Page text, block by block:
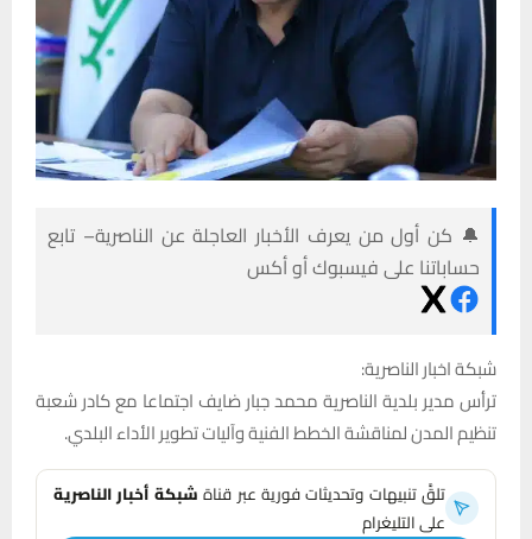
🔔 كن أول من يعرف الأخبار العاجلة عن الناصرية– تابع
حساباتنا على فيسبوك أو أكس
شبكة اخبار الناصرية:
ترأس مدير بلدية الناصرية محمد جبار ضايف اجتماعا مع كادر شعبة
تنظيم المدن لمناقشة الخطط الفنية وآليات تطوير الأداء البلدي.
تلقَّ تنبيهات وتحديثات فورية عبر قناةشبكة أخبار الناصرية
على التليغرام